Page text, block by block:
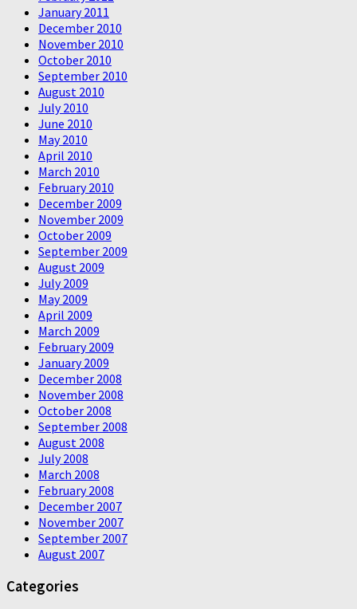
January 2011
December 2010
November 2010
October 2010
September 2010
August 2010
July 2010
June 2010
May 2010
April 2010
March 2010
February 2010
December 2009
November 2009
October 2009
September 2009
August 2009
July 2009
May 2009
April 2009
March 2009
February 2009
January 2009
December 2008
November 2008
October 2008
September 2008
August 2008
July 2008
March 2008
February 2008
December 2007
November 2007
September 2007
August 2007
Categories